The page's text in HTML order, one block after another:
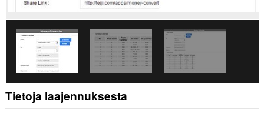
unlimited
client-
Tietoja laajennuksesta